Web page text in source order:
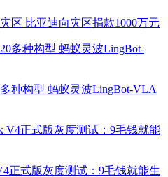
区 比亚迪向灾区捐款1000万元
种构型 蚂蚁灵波LingBot-VLA
正式版灰度测试：9毛钱就能生